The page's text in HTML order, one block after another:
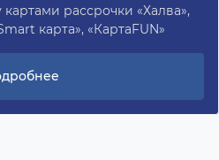
рассрочки «Халва»,
карта», «КартаFUN»